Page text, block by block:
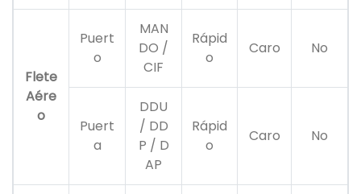
Flete
Aére
o
Puert
o
MAN
DO /
CIF
Rápid
o
Caro No
Puert
a
DDU
/ DD
P / D
AP
Rápid
o
Caro No